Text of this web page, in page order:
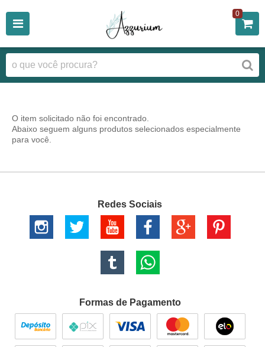
0
O item solicitado não foi encontrado.
Abaixo seguem alguns produtos selecionados especialmente
para você.
Redes Sociais
Formas de Pagamento